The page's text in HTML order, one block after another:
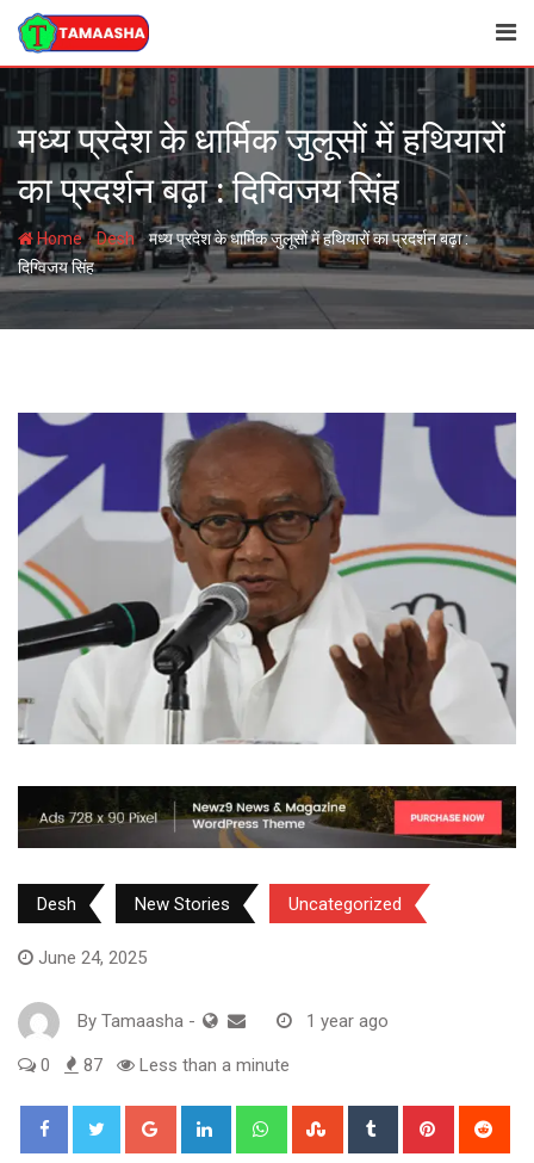
Skip
content
मध्य प्रदेश के धार्मिक जुलूसों में हथियारों
का प्रदर्शन बढ़ा : दिग्विजय सिंह
Home-Desh-मध्य प्रदेश के धार्मिक जुलूसों में हथियारों का प्रदर्शन बढ़ा :
दिग्विजय सिंह
Desh New Stories Uncategorized
June 24, 2025
By Tamaasha - 1 year ago
0 87 Less than a minute
Google+ LinkedIn WhatsappStumbleUpon
Tumblr Pinterest